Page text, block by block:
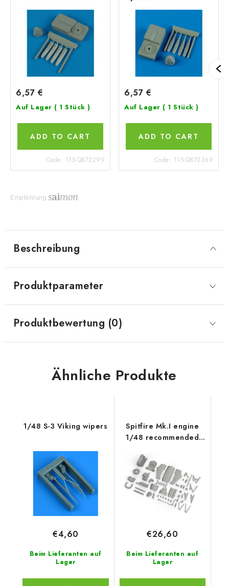
6,57 €
Auf Lager ( 1 Stück )
ADD TO CART
Code: 115-QB72299
6,57 €
Auf Lager ( 1 Stück )
ADD TO CART
Code: 115-QB72369
Empfehlung
Beschreibung
Produktparameter
Produktbewertung (0)
Ähnliche Produkte
1/48 S-3 Viking wipers
Beim Lieferanten auf
Lager
€4,60
Spitfire Mk.I engine
1/48 recommended
Beim Lieferanten auf
Lager
€26,60